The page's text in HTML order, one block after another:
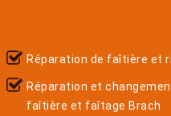
Réparation de faîtière et
Réparation et
faîtière et faîtage Brach